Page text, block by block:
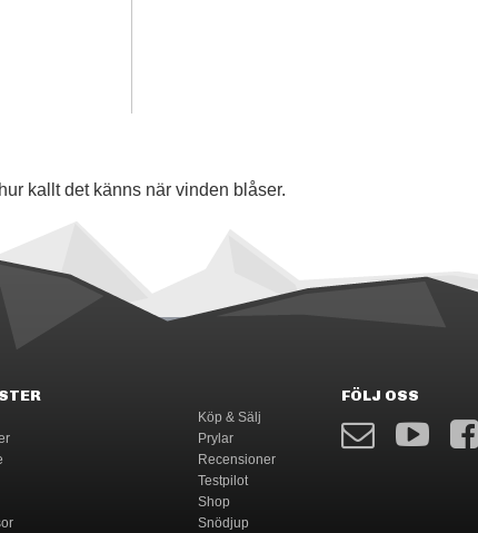
kallt det känns när vinden blåser.
Köp & Sälj
Prylar
Recensioner
Testpilot
Shop
Snödjup
FÖLJ OSS